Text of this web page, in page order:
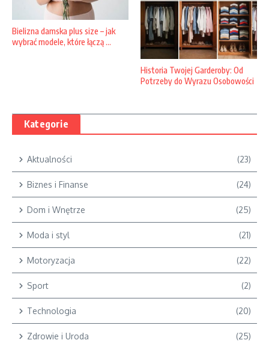
Bielizna damska plus size – jak
wybrać modele, które łączą ...
Historia Twojej Garderoby: Od
Potrzeby do Wyrazu Osobowości
Kategorie
Aktualności (23)
Biznes i Finanse (24)
Dom i Wnętrze (25)
Moda i styl (21)
Motoryzacja (22)
Sport (2)
Technologia (20)
Zdrowie i Uroda (25)